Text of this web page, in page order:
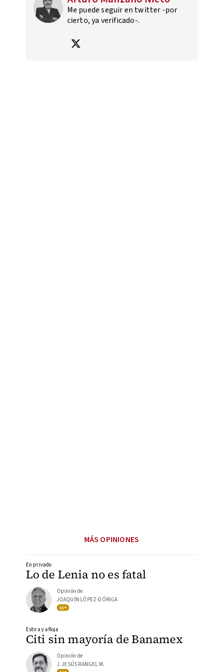
Me puede seguir en twitter -por
cierto, ya verificado-.
MÁS OPINIONES
Lo de Lenia no es fatal
En privado
Opinión de
JOAQUÍN LÓPEZ-DÓRIGA
Citi sin mayoría de Banamex
Estira y afloja
Opinión de
J. JESÚS RANGEL M.